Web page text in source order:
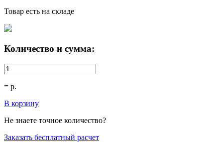
Товар есть на складе
Количество и сумма:
= р.
В корзину
Не знаете точное количество?
Заказать бесплатный расчет